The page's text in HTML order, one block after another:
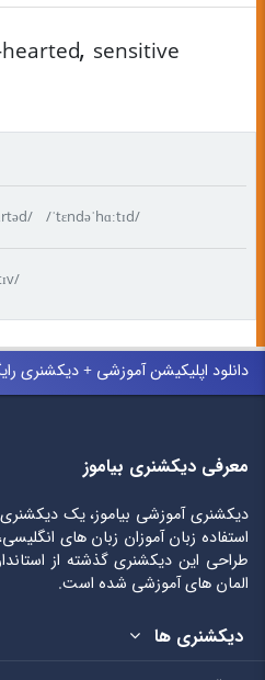
, sensitive
/ˈtɛndəˈhɑːtɪd/
دانلود اپلیکیشن آموزشی + دیکشنری
معرفی دیکشنری بیاموز
دیکشنری آموزشی بیاموز، یک
استفاده زبان آموزان زبان های
طراحی این دیکشنری گذشته از
المان های آموزشی شده است.
دیکشنری ها